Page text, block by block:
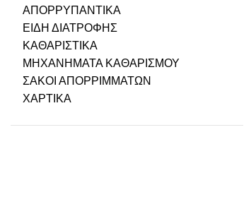
ΑΠΟΡΡΥΠΑΝΤΙΚΑ
ΕΙΔΗ ΔΙΑΤΡΟΦΗΣ
ΚΑΘΑΡΙΣΤΙΚΑ
ΜΗΧΑΝΗΜΑΤΑ ΚΑΘΑΡΙΣΜΟΥ
ΣΑΚΟΙ ΑΠΟΡΡΙΜΜΑΤΩΝ
ΧΑΡΤΙΚΑ